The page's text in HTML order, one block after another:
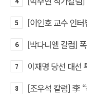
5
6
7 이재명 당선 대선
8 [조우석 칼럼] 李